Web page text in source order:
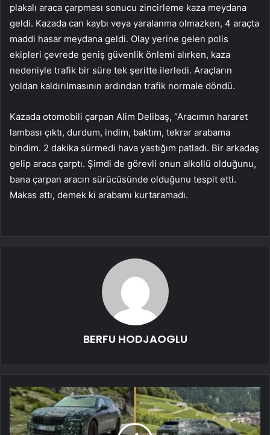
plakalı araca çarpması sonucu zincirleme kaza meydana
geldi. Kazada can kaybı veya yaralanma olmazken, 4 araçta
maddi hasar meydana geldi. Olay yerine gelen polis
ekipleri çevrede geniş güvenlik önlemi alırken, kaza
nedeniyle trafik bir süre tek şeritte ilerledi. Araçların
yoldan kaldırılmasının ardından trafik normale döndü.
Kazada otomobili çarpan Alim Delibaş, “Aracımın hararet
lambası çıktı, durdum, indim, baktım, tekrar arabama
bindim. 2 dakika sürmedi hava yastığım patladı. Bir arkadaş
gelip araca çarptı. Şimdi de görevli onun alkollü olduğunu,
bana çarpan aracın sürücüsünde olduğunu tespit etti.
Makas attı, demek ki arabamı kurtaramadı.
BERFU HODJAOGLU